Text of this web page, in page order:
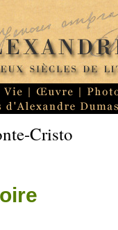
Cristo